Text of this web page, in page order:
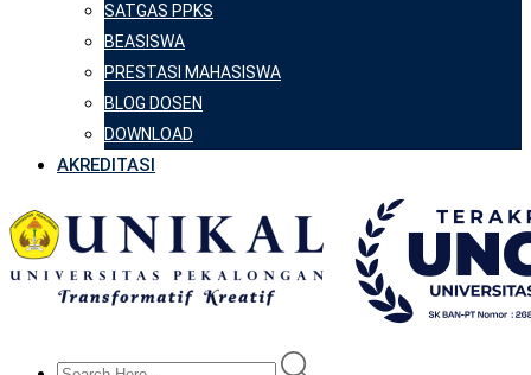
SATGAS PPKS
BEASISWA
PRESTASI MAHASISWA
BLOG DOSEN
DOWNLOAD
AKREDITASI